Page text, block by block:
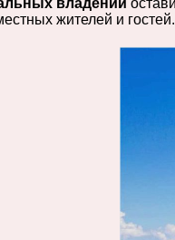
владений
жителей и гостей.